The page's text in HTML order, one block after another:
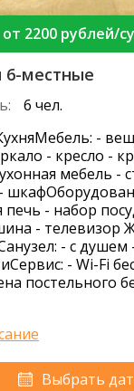
от 2200 рублей/
местные
6 чел.
-
- кресло -
мебель -
- набор
- телевизор
- с душем
- Wi-Fi
постельного
Выбрать